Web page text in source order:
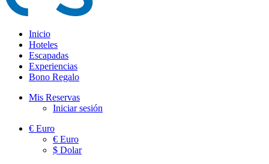
Inicio
Hoteles
Escapadas
Experiencias
Bono Regalo
Mis Reservas
Iniciar sesión
€ Euro
€ Euro
$ Dolar